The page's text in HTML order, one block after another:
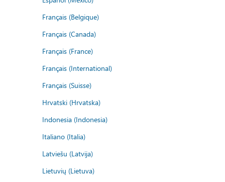
Français (Belgique)
Français (Canada)
Français (France)
Français (International)
Français (Suisse)
Hrvatski (Hrvatska)
Indonesia (Indonesia)
Italiano (Italia)
Latviešu (Latvija)
Lietuvių (Lietuva)